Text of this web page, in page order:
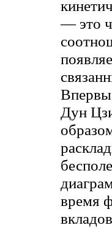
— это
Дун
время